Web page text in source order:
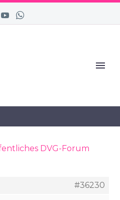
DVG-Forum
#36230